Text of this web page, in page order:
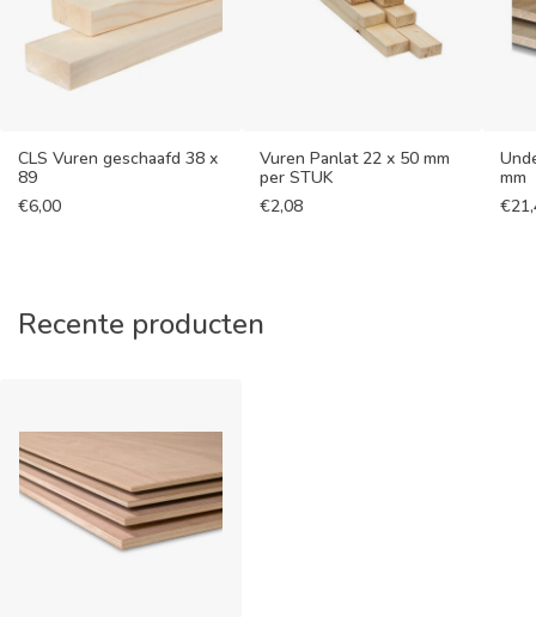
CLS Vuren geschaafd 38 x
89
€6,00
Vuren Panlat 22 x 50 mm
per STUK
€2,08
mm
€
Recente producten